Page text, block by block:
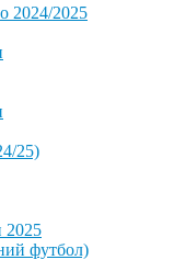
2024/2025
25)
2025
футбол)